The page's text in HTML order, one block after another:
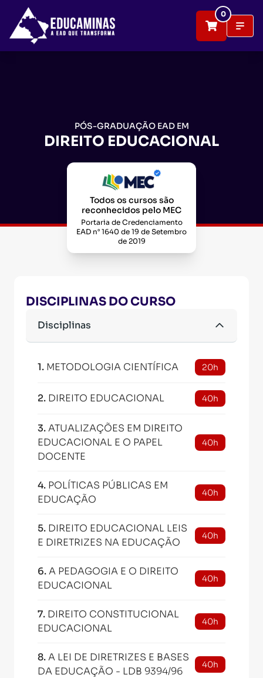
0
PÓS-GRADUAÇÃO EAD EM
DIREITO EDUCACIONAL
Todos os cursos são
reconhecidos pelo MEC
Portaria de Credenciamento
EAD n° 1640 de 19 de Setembro
de 2019
DISCIPLINAS DO CURSO
Disciplinas
1. METODOLOGIA CIENTÍFICA 20h
2. DIREITO EDUCACIONAL 40h
3.ATUALIZAÇÕES EM DIREITO
EDUCACIONAL E O PAPEL
DOCENTE
40h
4. POLÍTICAS PÚBLICAS EM
EDUCAÇÃO
40h
5. DIREITO EDUCACIONAL LEIS
E DIRETRIZES NA EDUCAÇÃO
40h
6.A PEDAGOGIA E O DIREITO
EDUCACIONAL
40h
7. DIREITO CONSTITUCIONAL
EDUCACIONAL
40h
8.A LEI DE DIRETRIZES E BASES
DA EDUCAÇÃO - LDB 9394/96
40h